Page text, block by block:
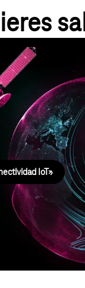
IoT
IoT adecuada
y datos a
de seguridad.
e
IoT»